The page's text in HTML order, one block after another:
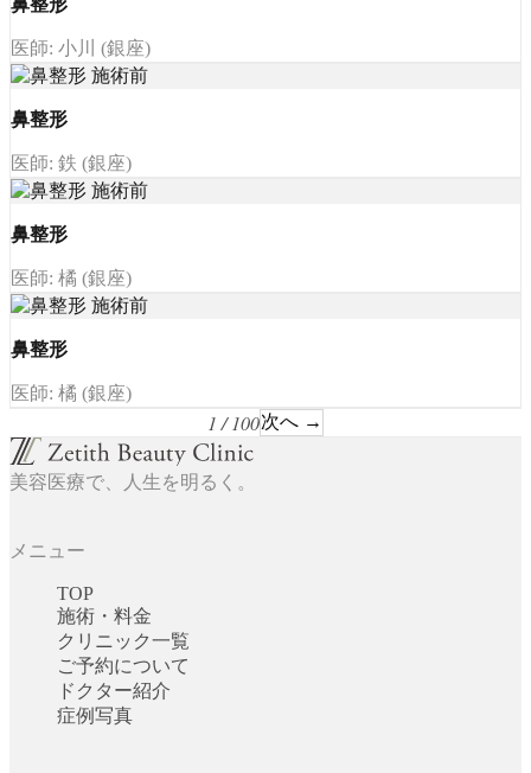
鼻整形
医師: 小川 (銀座)
鼻整形
医師: 鉄 (銀座)
鼻整形
医師: 橘 (銀座)
鼻整形
医師: 橘 (銀座)
1 / 100次へ →
美容医療で、人生を明るく。
メニュー
TOP
施術・料金
クリニック一覧
ご予約について
ドクター紹介
症例写真